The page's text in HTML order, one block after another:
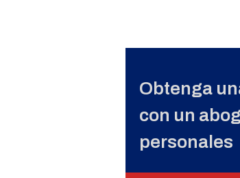
Obtenga
con un
personales